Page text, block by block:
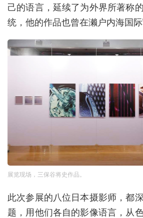
己的语言，延续了为外界所著称
统，他的作品也曾在濑户内海国际
展览现场，三保谷将史作品。
此次参展的八位日本摄影师，都
题，用他们各自的影像语言，从